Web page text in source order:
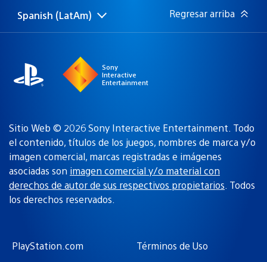
Elige
Región
Spanish (LatAm) Regresar arriba
Sony
Interactive
Entertainment
Sitio Web © 2026 Sony Interactive Entertainment. Todo
el contenido, títulos de los juegos, nombres de marca y/o
imagen comercial, marcas registradas e imágenes
asociadas son imagen comercial y/o material con
derechos de autor de sus respectivos propietarios. Todos
los derechos reservados.
PlayStation.com
Términos de Uso